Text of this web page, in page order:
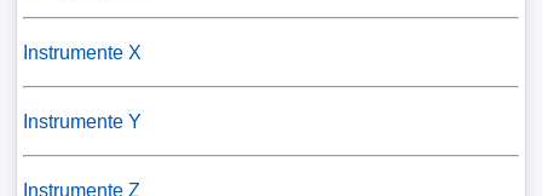
Instrumente X
Instrumente Y
Instrumente Z